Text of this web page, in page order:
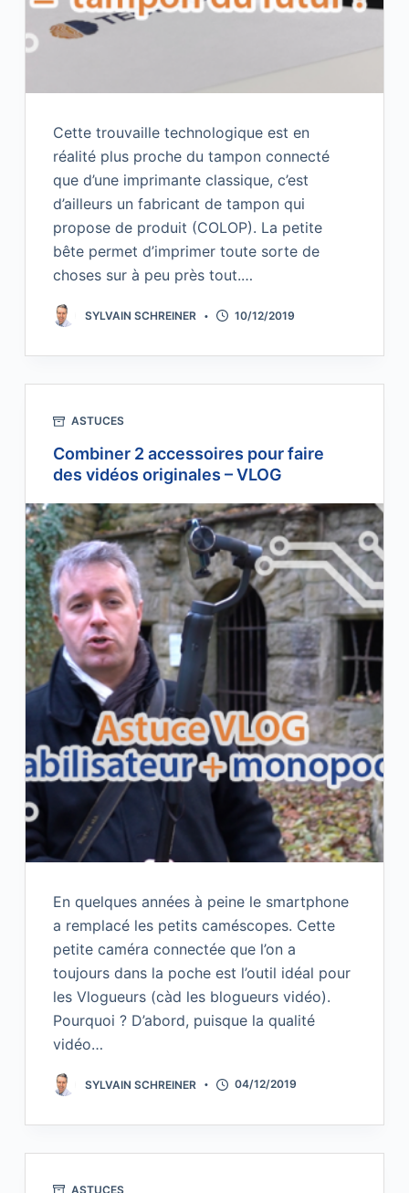
Cette trouvaille technologique est en
réalité plus proche du tampon connecté
que d’une imprimante classique, c’est
d’ailleurs un fabricant de tampon qui
propose de produit (COLOP). La petite
bête permet d’imprimer toute sorte de
choses sur à peu près tout.…
SYLVAIN SCHREINER 10/12/2019
ASTUCES
Combiner 2 accessoires pour faire
des vidéos originales – VLOG
En quelques années à peine le smartphone
a remplacé les petits caméscopes. Cette
petite caméra connectée que l’on a
toujours dans la poche est l’outil idéal pour
les Vlogueurs (càd les blogueurs vidéo).
Pourquoi ? D’abord, puisque la qualité
vidéo…
SYLVAIN SCHREINER 04/12/2019
ASTUCES